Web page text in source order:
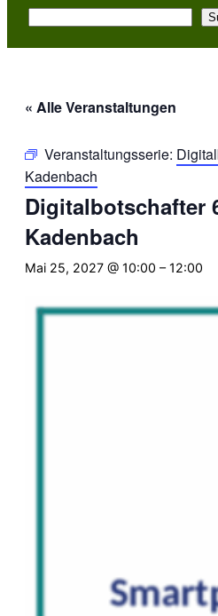
« Alle Veranstaltungen
Veranstaltungsserie:
Kadenbach
Digitalbotschafter
Kadenbach
Mai 25, 2027 @ 10:00 – 12:00